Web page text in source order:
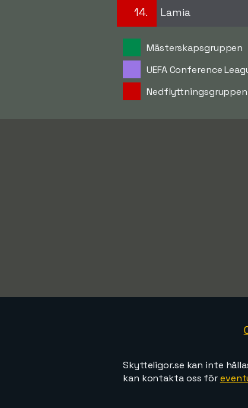
14. Lamia
Mästerskapsgruppen
UEFA Conference
Nedflyttningsgruppen
Skytteligor.se kan inte
kan kontakta oss för